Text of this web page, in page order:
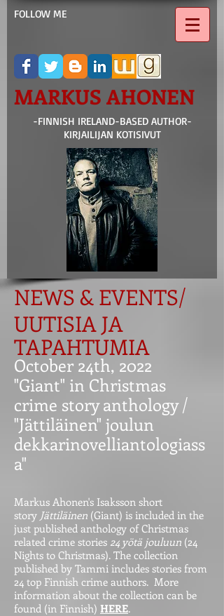
FOLLOW ME
MARKUS AHONEN
-FINNISH IRELAND-BASED AUTHOR-
KIRJAILIJAN KOTISIVUT
NEWS & EVENTS/
UUTISIA JA
TAPAHTUMIA
October 24th, 2022
"Giant" in Christmas
crime story anthology /
"Jättiläinen" joulun
dekkarinovelliantologiass
a"
Markus Ahonen's Isaksson short
story Jättiläinen (Giant) is included in the
just published anthology of Christmas
related crime stories 24 yötä jouluun (24
Nights to Christmas). The collection
published by Tammi includes stories from
24 top Finnish crime authors. More
information about the collection can be
found (in Finnish) HERE.